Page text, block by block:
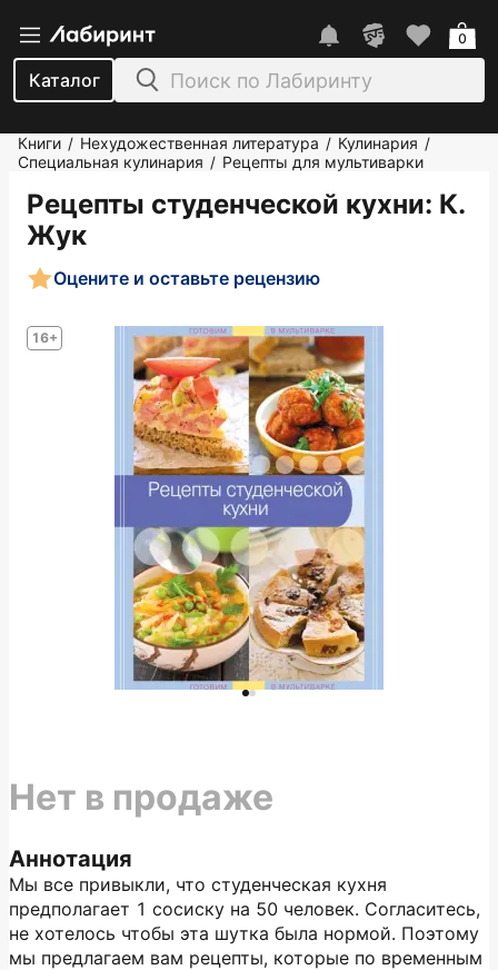
Каталог
0
Книги / Нехудожественная литература / Кулинария /
Специальная кулинария / Рецепты для мультиварки
Рецепты студенческой кухни: К.
Жук
16+
Оцените и оставьте рецензию
Аннотация
Мы все привыкли, что студенческая кухня
предполагает 1 сосиску на 50 человек. Согласитесь,
не хотелось чтобы эта шутка была нормой. Поэтому
мы предлагаем вам рецепты, которые по временным
Нет в продаже